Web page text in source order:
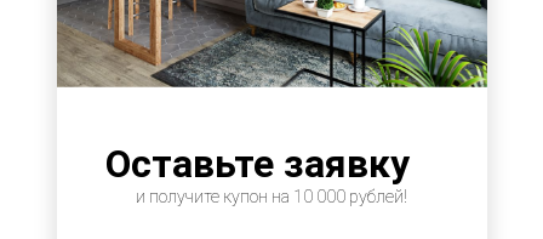
Оставьте заявку
и получите купон на 10 000 рублей!